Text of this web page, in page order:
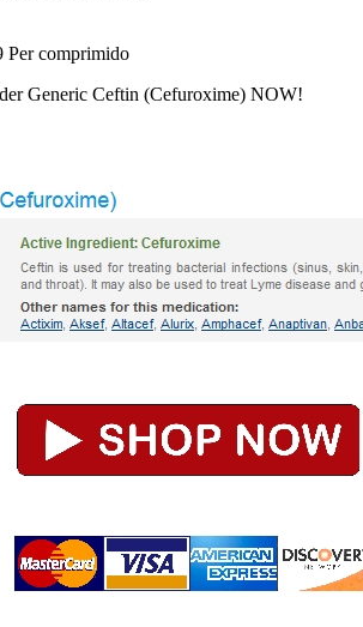
Per comprimido
Generic Ceftin (Cefuroxime) NOW!